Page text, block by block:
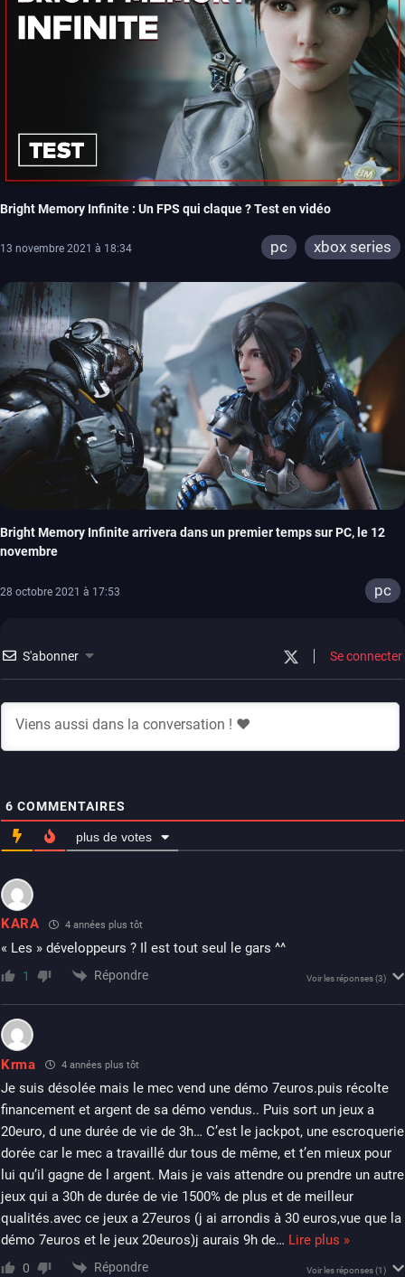
Bright Memory Infinite : Un FPS qui claque ? Test en vidéo
13 novembre 2021 à 18:34 pc xbox series
Bright Memory Infinite arrivera dans un premier temps sur PC, le 12
novembre
28 octobre 2021 à 17:53 pc
S'abonner Se connecter
6 COMMENTAIRES
plus de votes
KARA 4 années plus tôt
« Les » développeurs ? Il est tout seul le gars ^^
1 Répondre Voir les réponses(3)
Krma 4 années plus tôt
Je suis désolée mais le mec vend une démo 7euros.puis récolte
financement et argent de sa démo vendus.. Puis sort un jeux a
20euro, d une durée de vie de 3h… C’est le jackpot, une escroquerie
dorée car le mec a travaillé dur tous de même, et t’en mieux pour
lui qu’il gagne de l argent. Mais je vais attendre ou prendre un autre
jeux qui a 30h de durée de vie 1500% de plus et de meilleur
qualités.avec ce jeux a 27euros (j ai arrondis à 30 euros,vue que la
démo 7euros et le jeux 20euros)j aurais 9h de… Lire plus »
0 Répondre Voir les réponses(1)